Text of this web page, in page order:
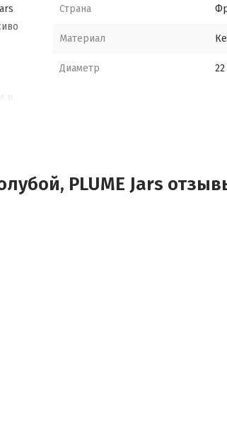
Страна
Материал
Диаметр
PLUME Jars